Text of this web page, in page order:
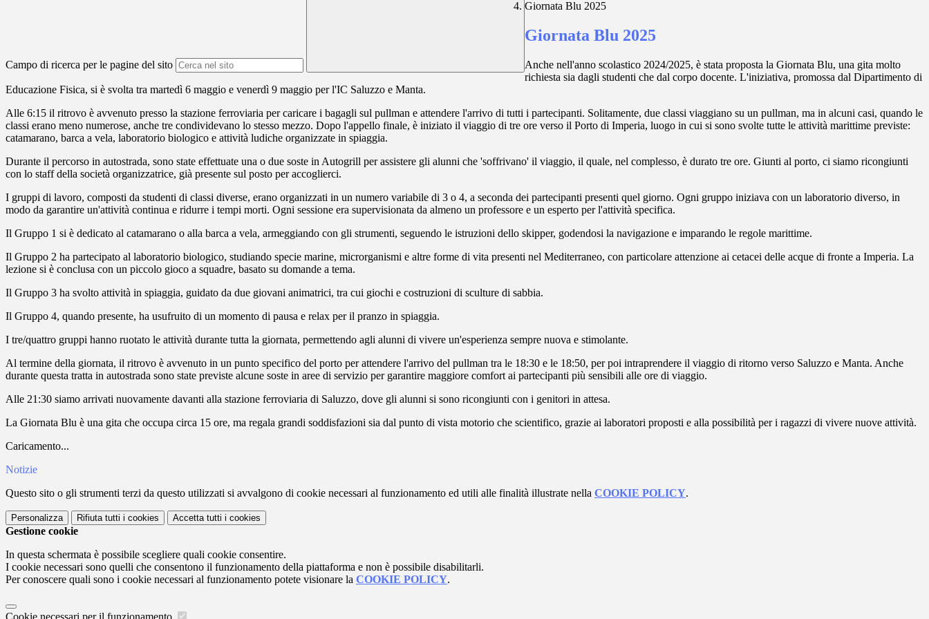
Campo di ricerca per le pagine del sito
Giornata Blu 2025
Giornata Blu 2025
Anche nell'anno scolastico 2024/2025, è stata proposta la Giornata Blu, una gita molto
richiesta sia dagli studenti che dal corpo docente. L'iniziativa, promossa dal Dipartimento di
Educazione Fisica, si è svolta tra martedì 6 maggio e venerdì 9 maggio per l'IC Saluzzo e Manta.
Alle 6:15 il ritrovo è avvenuto presso la stazione ferroviaria per caricare i bagagli sul pullman e attendere l'arrivo di tutti i partecipanti. Solitamente, due classi viaggiano su un pullman, ma in alcuni casi, quando le
classi erano meno numerose, anche tre condividevano lo stesso mezzo. Dopo l'appello finale, è iniziato il viaggio di tre ore verso il Porto di Imperia, luogo in cui si sono svolte tutte le attività marittime previste:
catamarano, barca a vela, laboratorio biologico e attività ludiche organizzate in spiaggia.
Durante il percorso in autostrada, sono state effettuate una o due soste in Autogrill per assistere gli alunni che 'soffrivano' il viaggio, il quale, nel complesso, è durato tre ore. Giunti al porto, ci siamo ricongiunti
con lo staff della società organizzatrice, già presente sul posto per accoglierci.
I gruppi di lavoro, composti da studenti di classi diverse, erano organizzati in un numero variabile di 3 o 4, a seconda dei partecipanti presenti quel giorno. Ogni gruppo iniziava con un laboratorio diverso, in
modo da garantire un'attività continua e ridurre i tempi morti. Ogni sessione era supervisionata da almeno un professore e un esperto per l'attività specifica.
Il Gruppo 1 si è dedicato al catamarano o alla barca a vela, armeggiando con gli strumenti, seguendo le istruzioni dello skipper, godendosi la navigazione e imparando le regole marittime.
Il Gruppo 2 ha partecipato al laboratorio biologico, studiando specie marine, microrganismi e altre forme di vita presenti nel Mediterraneo, con particolare attenzione ai cetacei delle acque di fronte a Imperia. La
lezione si è conclusa con un piccolo gioco a squadre, basato su domande a tema.
Il Gruppo 3 ha svolto attività in spiaggia, guidato da due giovani animatrici, tra cui giochi e costruzioni di sculture di sabbia.
Il Gruppo 4, quando presente, ha usufruito di un momento di pausa e relax per il pranzo in spiaggia.
I tre/quattro gruppi hanno ruotato le attività durante tutta la giornata, permettendo agli alunni di vivere un'esperienza sempre nuova e stimolante.
Al termine della giornata, il ritrovo è avvenuto in un punto specifico del porto per attendere l'arrivo del pullman tra le 18:30 e le 18:50, per poi intraprendere il viaggio di ritorno verso Saluzzo e Manta. Anche
durante questa tratta in autostrada sono state previste alcune soste in aree di servizio per garantire maggiore comfort ai partecipanti più sensibili alle ore di viaggio.
Alle 21:30 siamo arrivati nuovamente davanti alla stazione ferroviaria di Saluzzo, dove gli alunni si sono ricongiunti con i genitori in attesa.
La Giornata Blu è una gita che occupa circa 15 ore, ma regala grandi soddisfazioni sia dal punto di vista motorio che scientifico, grazie ai laboratori proposti e alla possibilità per i ragazzi di vivere nuove attività.
Caricamento...
Notizie
Questo sito o gli strumenti terzi da questo utilizzati si avvalgono di cookie necessari al funzionamento ed utili alle finalità illustrate nella COOKIE POLICY.
Personalizza Rifiuta tutti i cookies Accetta tutti i cookies
Gestione cookie
In questa schermata è possibile scegliere quali cookie consentire.
I cookie necessari sono quelli che consentono il funzionamento della piattaforma e non è possibile disabilitarli.
Per conoscere quali sono i cookie necessari al funzionamento potete visionare la COOKIE POLICY.